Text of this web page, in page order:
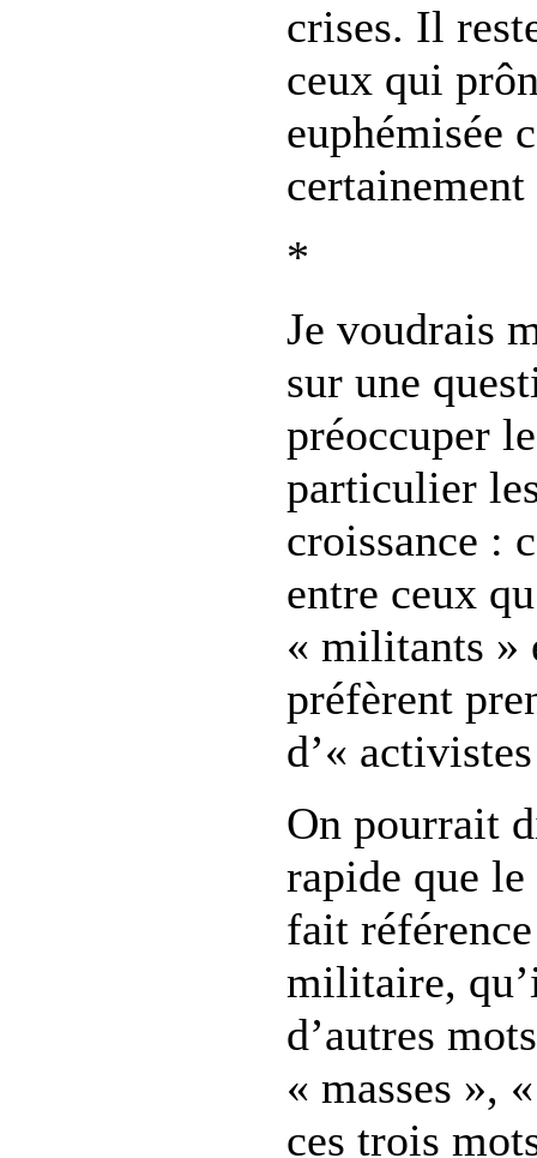
crises. Il
ceux qui
euphémisée
*
Je voudrais
sur une
préoccuper
particulier
croissance :
entre ceux
« militants »
préfèrent
d’«
On pourrait
rapide que
fait
militaire,
d’autres
« masses »,
ces trois